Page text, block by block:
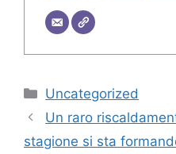
Categorie
Uncategorized
Un raro
stagione si sta